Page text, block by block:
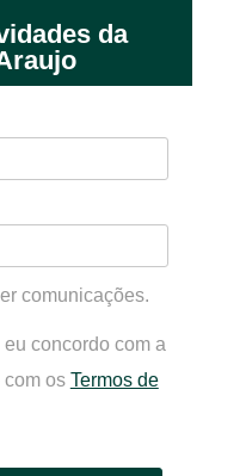
da
comunicações.
concordo com a
os Termos de